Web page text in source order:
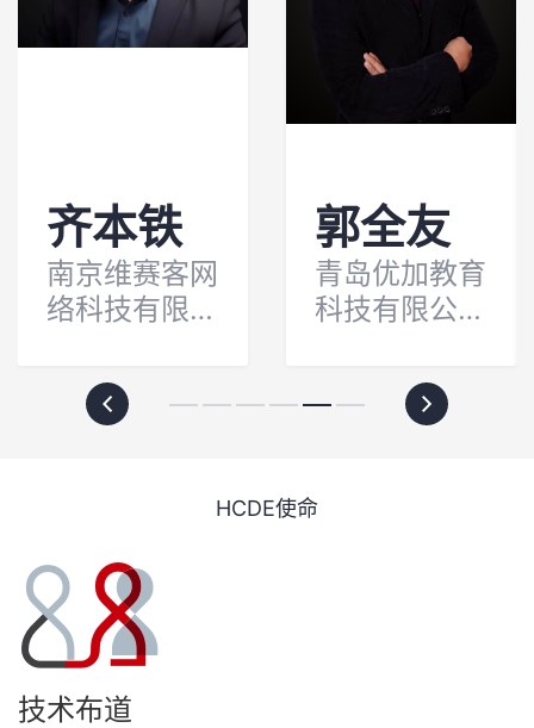
齐本铁
南京维赛客网
络科技有限公
郭全友
青岛优加教育
科技有限公司
HCDE使命
技术布道